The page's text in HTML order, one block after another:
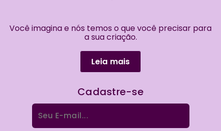
Você imagina e nós temos o que você precisar para
a sua criação.
Leia mais
Cadastre-se